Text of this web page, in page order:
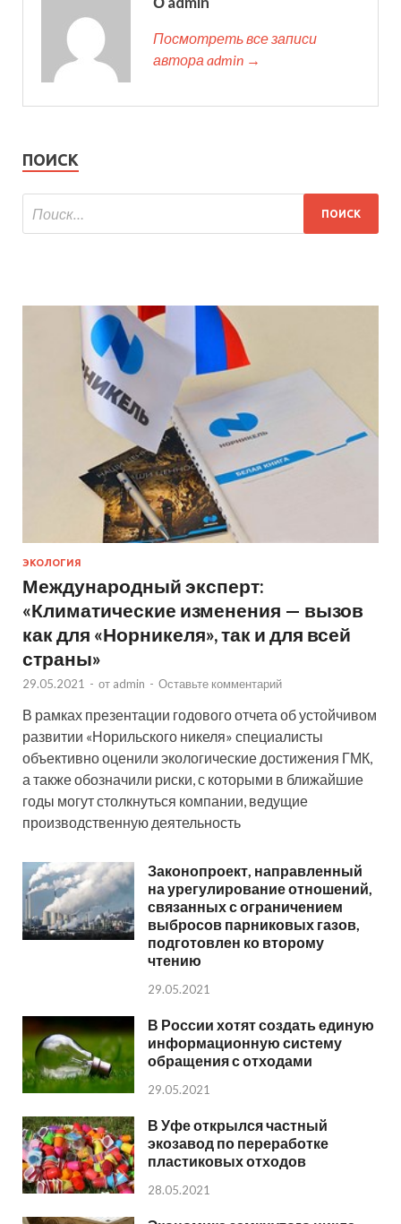
Посмотреть все записи
автора admin →
ПОИСК
ЭКОЛОГИЯ
Международный эксперт:
«Климатические изменения — вызов
как для «Норникеля», так и для всей
страны»
29.05.2021 - от admin - Оставьте комментарий
В рамках презентации годового отчета об устойчивом
развитии «Норильского никеля» специалисты
объективно оценили экологические достижения ГМК,
а также обозначили риски, с которыми в ближайшие
годы могут столкнуться компании, ведущие
производственную деятельность
Законопроект, направленный
на урегулирование отношений,
связанных с ограничением
выбросов парниковых газов,
подготовлен ко второму
чтению
29.05.2021
В России хотят создать единую
информационную систему
обращения с отходами
29.05.2021
В Уфе открылся частный
экозавод по переработке
пластиковых отходов
28.05.2021